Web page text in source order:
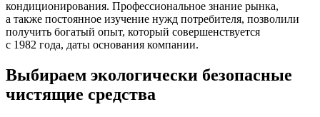
кондиционирования. Профессиональное знание рынка,
а также постоянное изучение нужд потребителя, позволили
получить богатый опыт, который совершенствуется
с 1982 года, даты основания компании.
Выбираем экологически безопасные
чистящие средства